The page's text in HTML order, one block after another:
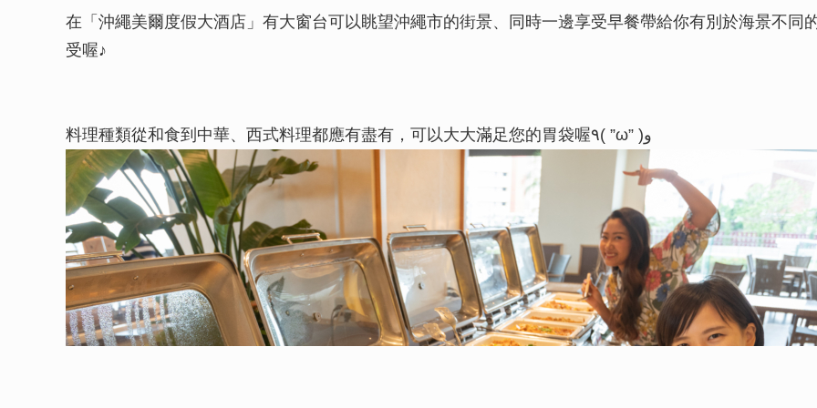
在「沖繩美爾度假大酒店」有大窗台可以眺望沖繩市的街景、同時一邊享受早餐帶給你有別於海景不同
受喔♪
料理種類從和食到中華、西式料理都應有盡有，可以大大滿足您的胃袋喔٩( ”ω” )و